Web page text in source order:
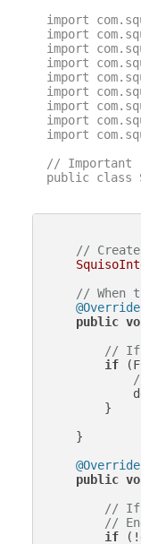
import
import
import
import
import
import
import
import
import
// Important
public class
//
// When
@Override
public
// If
if
        }
    }
@Override
public
// If
//
if